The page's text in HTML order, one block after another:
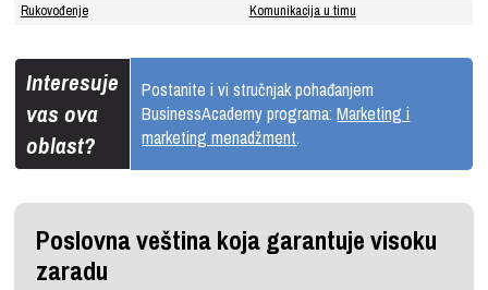
Rukovođenje
Komunikacija u timu
Interesuje
vas ova
oblast?
Postanite i vi stručnjak pohađanjem
BusinessAcademy programa:Marketing i
marketing menadžment.
Poslovna veština koja garantuje visoku
zaradu